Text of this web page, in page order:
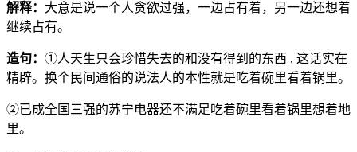
解释： 大意是说一个人贪欲过强，一边占有着，另一边还想着
继续占有。
造句： ①人天生只会珍惜失去的和没有得到的东西 , 这话实在
精辟。换个民间通俗的说法人的本性就是吃着碗里看着锅里。
②已成全国三强的苏宁电器还不满足吃着碗里看着锅里想着地
里。